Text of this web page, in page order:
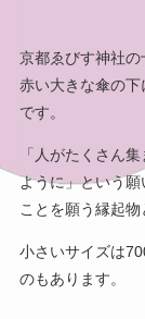
京都ゑびす神社
赤い大きな傘の
です。
「人がたくさん
ように」という
ことを願う縁起物
小さいサイズは
のもあります。